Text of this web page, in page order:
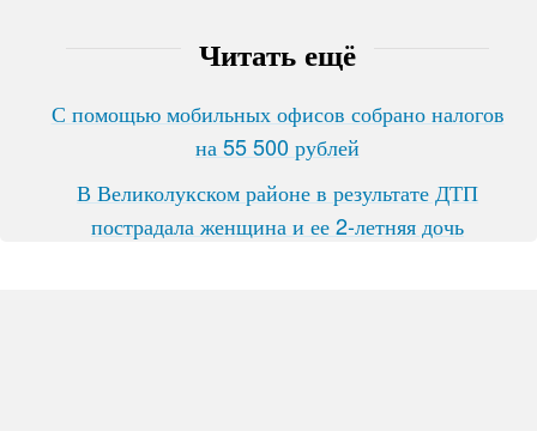
Читать ещё
С помощью мобильных офисов собрано налогов
на 55 500 рублей
В Великолукском районе в результате ДТП
пострадала женщина и ее 2-летняя дочь